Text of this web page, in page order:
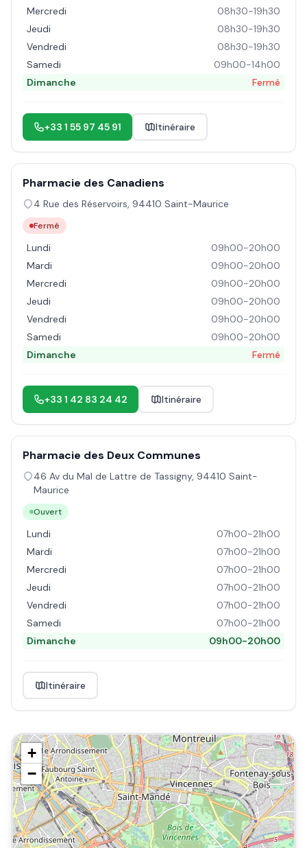
Mercredi
08h30-19h30
Jeudi
08h30-19h30
Vendredi
08h30-19h30
Samedi
09h00-14h00
Dimanche
Fermé
+33 1 55 97 45 91 Itinéraire
Pharmacie des Canadiens
4 Rue des Réservoirs, 94410 Saint-Maurice
Fermé
Lundi
09h00-20h00
Mardi
09h00-20h00
Mercredi
09h00-20h00
Jeudi
09h00-20h00
Vendredi
09h00-20h00
Samedi
09h00-20h00
Dimanche
Fermé
+33 1 42 83 24 42 Itinéraire
Pharmacie des Deux Communes
46 Av du Mal de Lattre de Tassigny, 94410 Saint-
Maurice
Ouvert
Lundi
07h00-21h00
Mardi
07h00-21h00
Mercredi
07h00-21h00
Jeudi
07h00-21h00
Vendredi
07h00-21h00
Samedi
07h00-21h00
Dimanche
09h00-20h00
Itinéraire
+
−